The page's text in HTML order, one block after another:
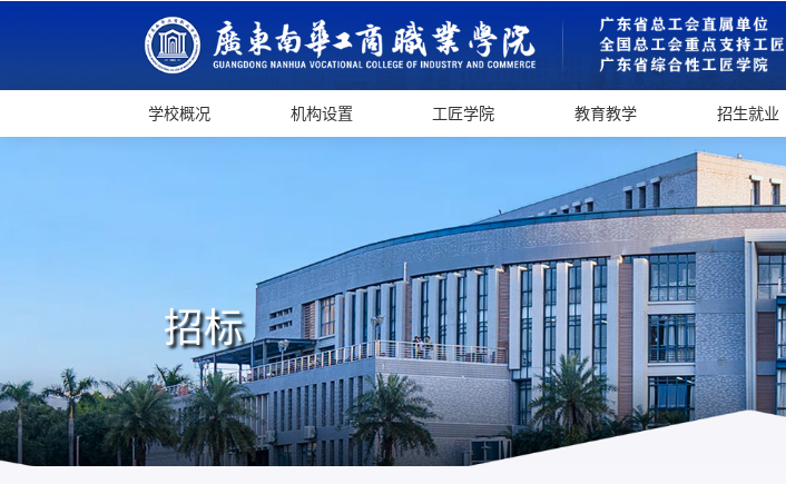
学校概况 机构设置 工匠学院 教育教学 招生就业
招标